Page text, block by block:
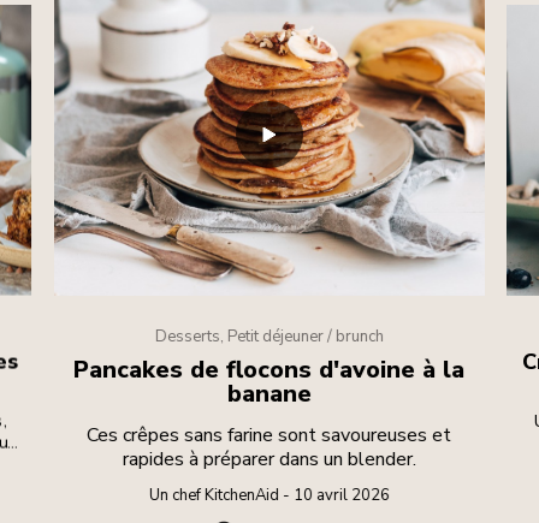
Desserts, Petit déjeuner / brunch
Pancakes de flocons d'avoine à la
banane
Ces crêpes sans farine sont savoureuses et
rapides à préparer dans un blender.
Un chef KitchenAid - 10 avril 2026